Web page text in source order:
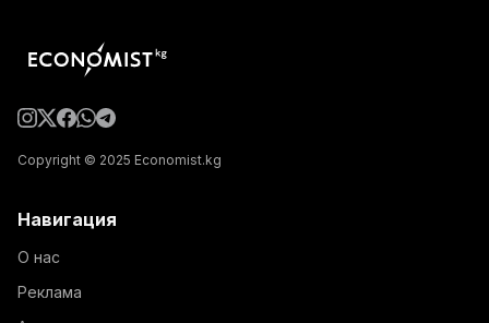
Copyright © 2025 Economist.kg
Навигация
О нас
Реклама